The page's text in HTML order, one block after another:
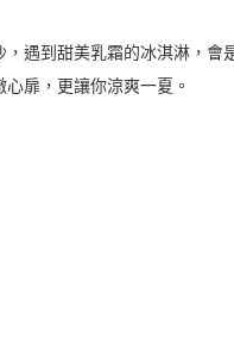
，遇到甜美乳霜的冰淇淋，
扉，更讓你涼爽一夏。